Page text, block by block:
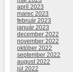
apríl 2023
marec 2023
február 2023
január 2023
december 2022
november 2022
október 2022
september 2022
august 2022
júl 2022